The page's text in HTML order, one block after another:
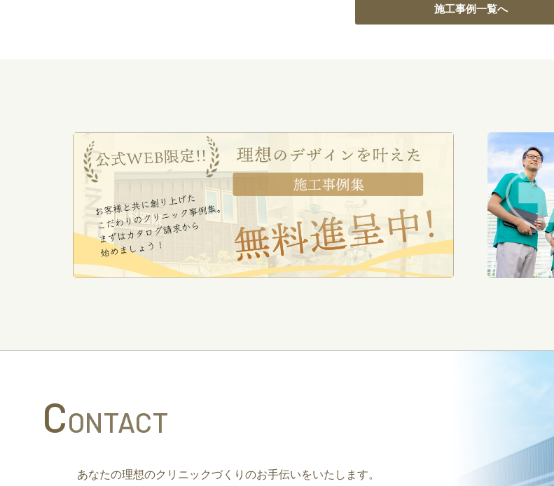
施工事例一覧へ
CONTACT
あなたの理想のクリニックづくりのお手伝いをいたします。